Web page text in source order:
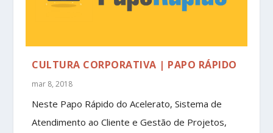
CULTURA CORPORATIVA | PAPO RÁPIDO
mar 8, 2018
Neste Papo Rápido do Acelerato, Sistema de
Atendimento ao Cliente e Gestão de Projetos,